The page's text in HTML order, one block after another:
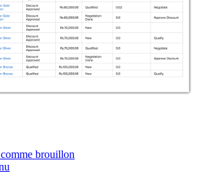
brouillon